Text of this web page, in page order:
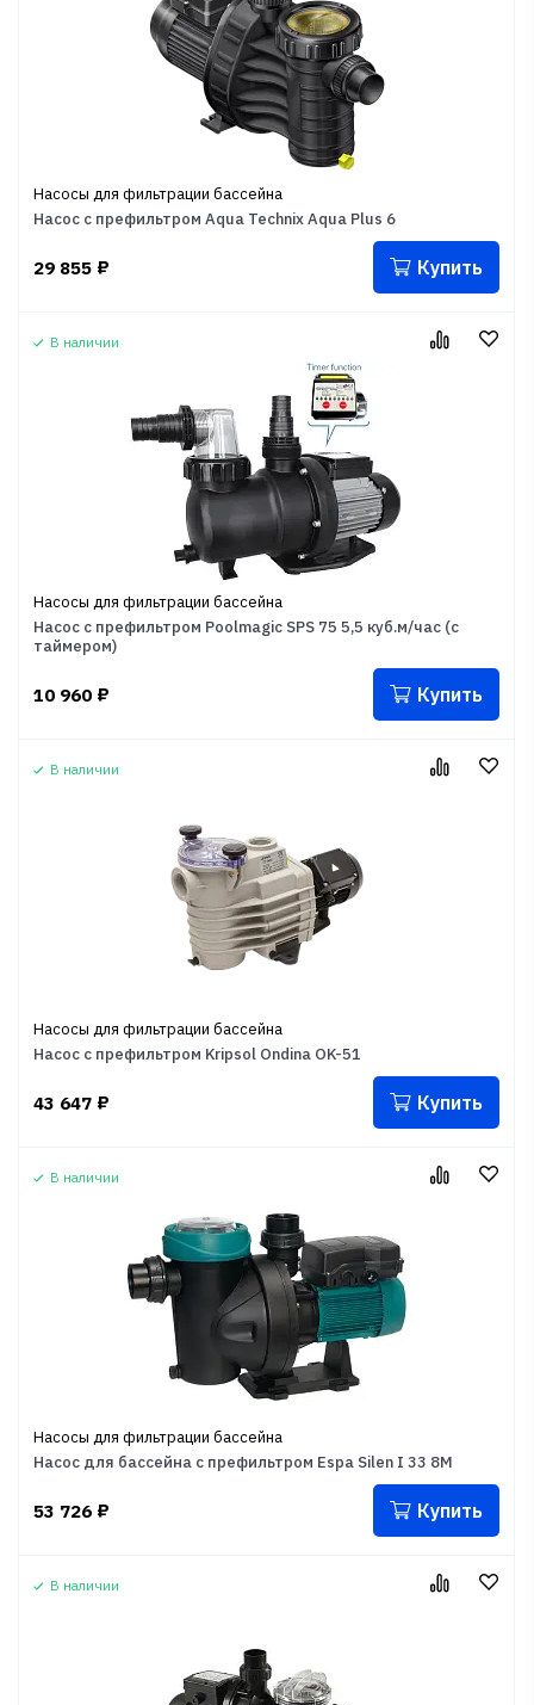
Насосы для фильтрации бассейна
Насос с префильтром Aqua Technix Aqua Plus 6
29 855 ₽ Купить
В наличии
Насосы для фильтрации бассейна
Насос с префильтром Poolmagic SPS 75 5,5 куб.м/час (с
таймером)
10 960 ₽ Купить
В наличии
Насосы для фильтрации бассейна
Насос с префильтром Kripsol Ondina OK-51
43 647 ₽ Купить
В наличии
Насосы для фильтрации бассейна
Насос для бассейна с префильтром Espa Silen I 33 8M
53 726 ₽ Купить
В наличии